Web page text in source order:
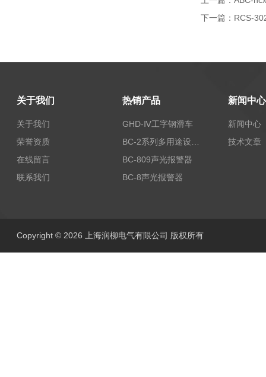
下一篇： RCS-
关于我们
关于我们
荣誉资质
在线留言
联系我们
热销产品
GHD-Ⅳ工字钢滑车
BC-809声光报警器
BC-8声光报警器
新闻中心
新闻中心
技术文章
Copyright © 2026 上海润柳电气有限公司 版权所有